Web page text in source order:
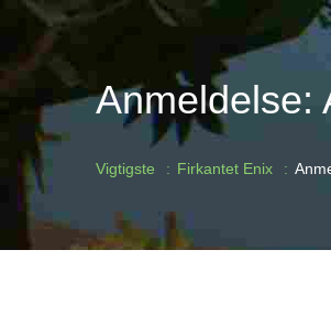
Anmeldelse:
Vigtigste Firkantet Enix